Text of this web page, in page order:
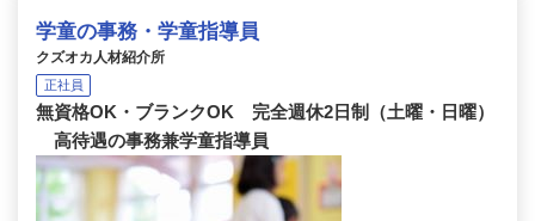
学童の事務・学童指導員
クズオカ人材紹介所
正社員
無資格OK・ブランクOK 完全週休2日制（土曜・日曜）
高待遇の事務兼学童指導員